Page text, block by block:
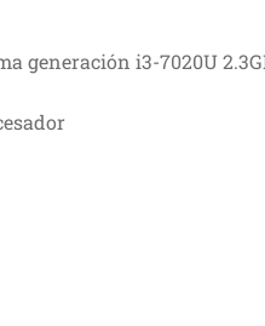
generación i3-7020U